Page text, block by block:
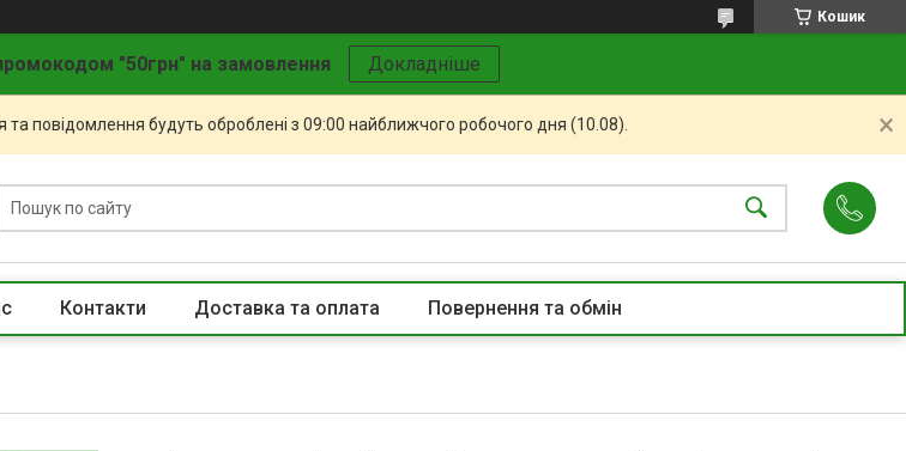
Кошик
"50грн" на замовлення Докладніше
повідомлення будуть оброблені з 09:00 найближчого робочого дня (10.08).
Контакти Доставка та оплата Повернення та обмін